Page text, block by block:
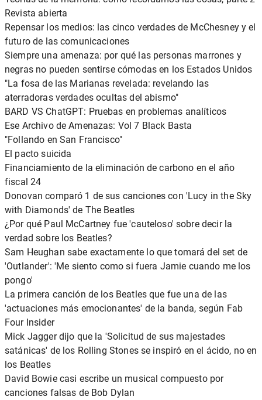
Revista abierta
Repensar los medios: las cinco verdades de McChesney y el
futuro de las comunicaciones
Siempre una amenaza: por qué las personas marrones y
negras no pueden sentirse cómodas en los Estados Unidos
"La fosa de las Marianas revelada: revelando las
aterradoras verdades ocultas del abismo"
BARD VS ChatGPT: Pruebas en problemas analíticos
Ese Archivo de Amenazas: Vol 7 Black Basta
"Follando en San Francisco"
El pacto suicida
Financiamiento de la eliminación de carbono en el año
fiscal 24
Donovan comparó 1 de sus canciones con 'Lucy in the Sky
with Diamonds' de The Beatles
¿Por qué Paul McCartney fue 'cauteloso' sobre decir la
verdad sobre los Beatles?
Sam Heughan sabe exactamente lo que tomará del set de
'Outlander': 'Me siento como si fuera Jamie cuando me los
pongo'
La primera canción de los Beatles que fue una de las
'actuaciones más emocionantes' de la banda, según Fab
Four Insider
Mick Jagger dijo que la 'Solicitud de sus majestades
satánicas' de los Rolling Stones se inspiró en el ácido, no en
los Beatles
David Bowie casi escribe un musical compuesto por
canciones falsas de Bob Dylan